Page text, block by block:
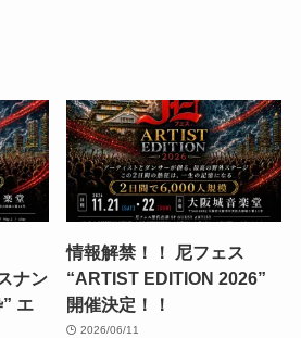
ナン
エ
情報解禁！！ 尼フェス
“ARTIST EDITION 2026”
開催決定！！
2026/06/11